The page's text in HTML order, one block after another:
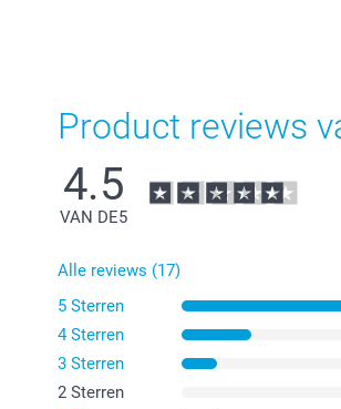
Product reviews
4.5
VAN DE5
Alle reviews (17)
5 Sterren
4 Sterren
3 Sterren
2 Sterren